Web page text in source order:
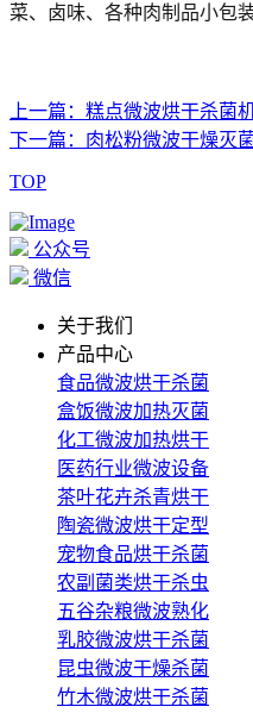
菜、卤味、各种肉制品小包
上一篇：糕点微波烘干杀菌
下一篇：肉松粉微波干燥灭
TOP
公众号
微信
关于我们
产品中心
食品微波烘干杀菌
盒饭微波加热灭菌
化工微波加热烘干
医药行业微波设备
茶叶花卉杀青烘干
陶瓷微波烘干定型
宠物食品烘干杀菌
农副菌类烘干杀虫
五谷杂粮微波熟化
乳胶微波烘干杀菌
昆虫微波干燥杀菌
竹木微波烘干杀菌